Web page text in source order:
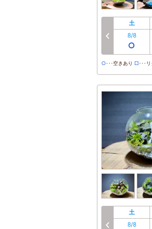
土
8/8
○
○･･･空きあり □･･･
土
8/8